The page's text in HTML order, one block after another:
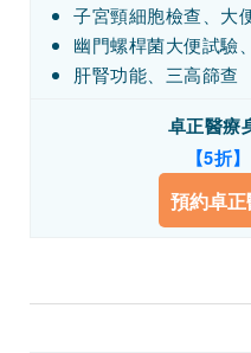
子宮頸細胞檢查、大
幽門螺桿菌大便試驗
肝腎功能、三高篩查
卓正醫療
【5折
預約卓